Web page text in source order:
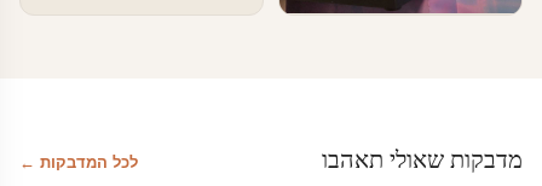
מדבקות שאולי תאהבו לכל המדבקות ←